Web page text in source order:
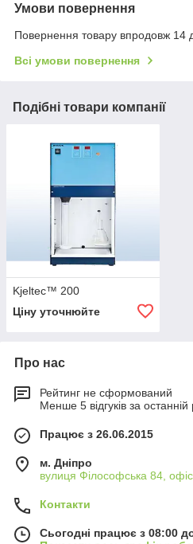
Умови повернення
Повернення товару впродовж 14
Всі умови повернення
Подібні товари компанії
Kjeltec™ 200
Ціну уточнюйте
Про нас
Рейтинг не сформований
Менше 5 відгуків за останній
Працює з 26.06.2015
м. Дніпро
вулиця Філософська 84,
Контакти
Сьогодні працює з 08:00